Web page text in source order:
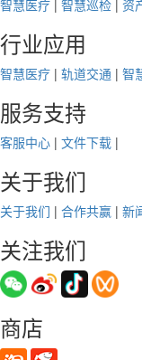
智慧医疗 | 智慧巡检 | 资
行业应用
智慧医疗 | 轨道交通 | 智
服务支持
客服中心 | 文件下载 |
关于我们
关于我们 | 合作共赢 | 新
关注我们
商店